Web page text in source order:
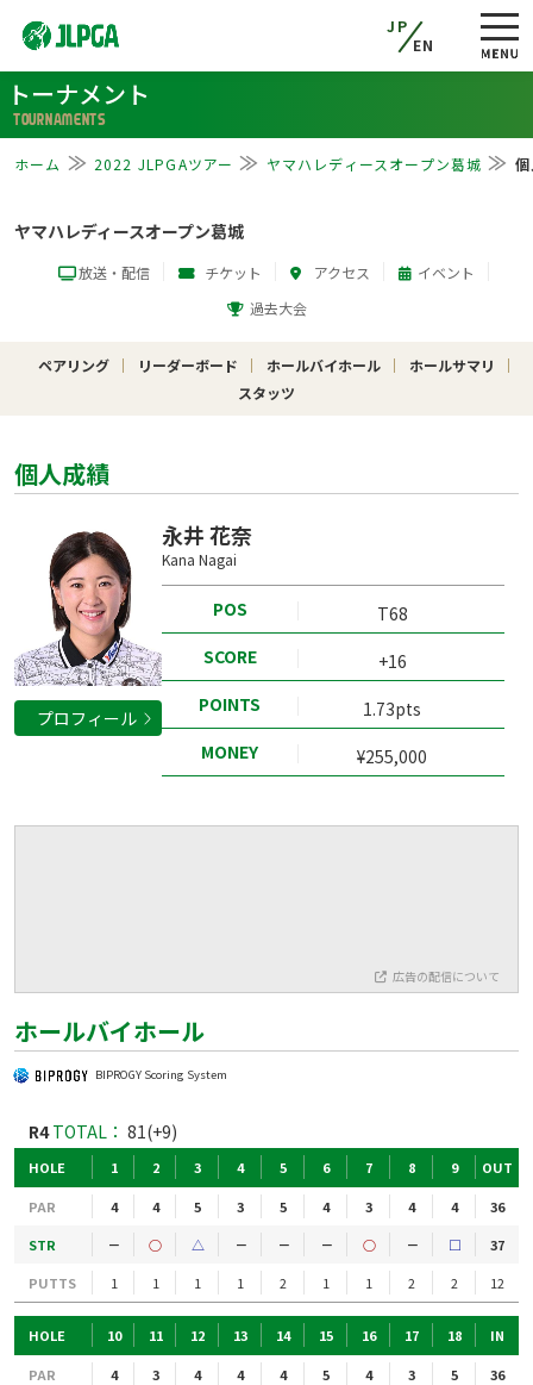
JP
EN
トーナメント
TOURNAMENTS
ホーム 2022 JLPGAツアー ヤマハレディースオープン葛城
ヤマハレディースオープン葛城
放送・配信 チケット アクセス
イベント
過去大会
ペアリング リーダーボード ホールバイホール
ホールサマリ
スタッツ
個人成績
プロフィール
永井 花奈
Kana Nagai
POS
T68
SCORE
+16
POINTS
1.73pts
MONEY
¥255,000
広告の配信について
ホールバイホール
BIPROGY Scoring System
R4TOTAL： 81(+9)
HOLE 1 2 3 4 5 6 7 8 9 OUT
PAR 4 4 5 3 5 4 3 4 4
36
STR
－ ○ △ － － － ○ － □
37
PUTTS
1 1 1 1 2 1 1 2 2 12
HOLE 10 11 12 13 14 15 16 17 18 IN
PAR 4 3 4 4 4 5 4 3 5
36